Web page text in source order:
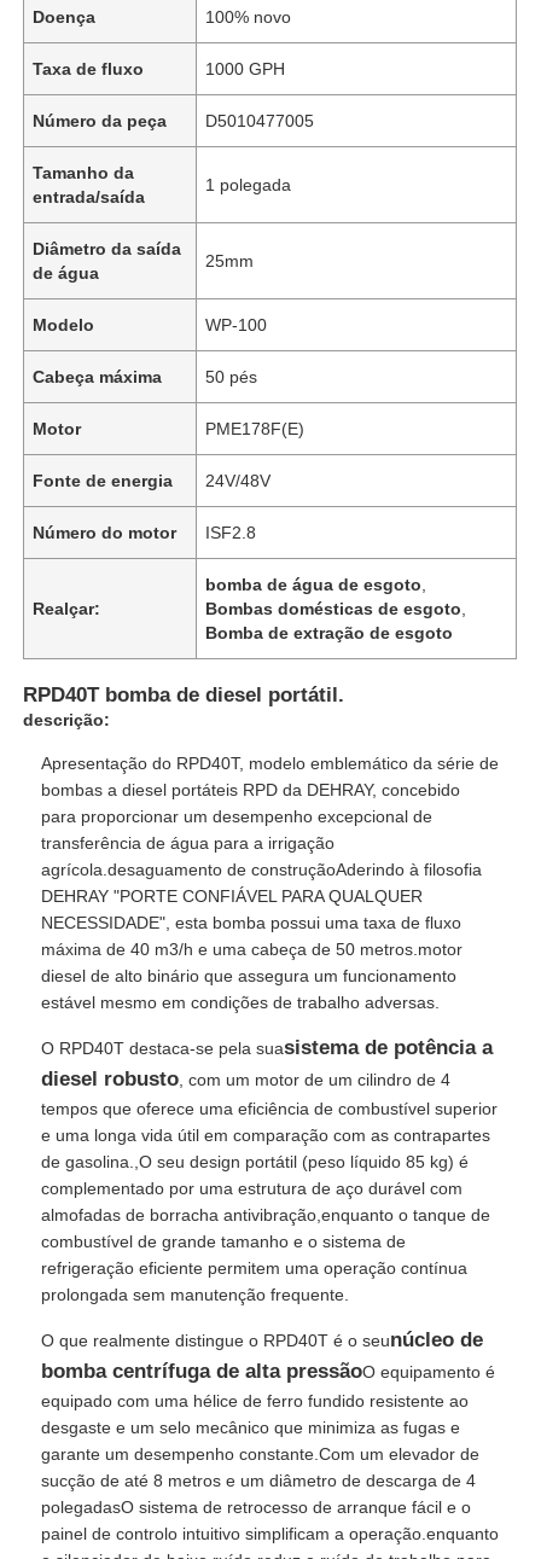
Casa
Produtos
Vídeos
Quem Somos
Fábrica
Controle de Qualidade
notícias
Todos os casos
Pedir um orçamento
Doença 100% novo
Taxa de fluxo 1000 GPH
Número da peça D5010477005
Tamanho da
entrada/saída
1 polegada
Diâmetro da saída
de água
25mm
Modelo WP-100
Cabeça máxima 50 pés
Motor PME178F(E)
Fonte de energia 24V/48V
Número do motor ISF2.8
Realçar:
bomba de água de esgoto
Bombas domésticas de esgoto
Bomba de extração de esgoto
RPD40T bomba de diesel portátil.
descrição:
Apresentação do RPD40T, modelo emblemático da série de
bombas a diesel portáteis RPD da DEHRAY, concebido
para proporcionar um desempenho excepcional de
transferência de água para a irrigação
agrícola.desaguamento de construçãoAderindo à filosofia
DEHRAY "PORTE CONFIÁVEL PARA QUALQUER
NECESSIDADE", esta bomba possui uma taxa de fluxo
máxima de 40 m3/h e uma cabeça de 50 metros.motor
diesel de alto binário que assegura um funcionamento
estável mesmo em condições de trabalho adversas.
O RPD40T destaca-se pela suasistema de potência a
diesel robusto , com um motor de um cilindro de 4
tempos que oferece uma eficiência de combustível superior
e uma longa vida útil em comparação com as contrapartes
de gasolina.,O seu design portátil (peso líquido 85 kg) é
complementado por uma estrutura de aço durável com
almofadas de borracha antivibração,enquanto o tanque de
combustível de grande tamanho e o sistema de
refrigeração eficiente permitem uma operação contínua
prolongada sem manutenção frequente.
O que realmente distingue o RPD40T é o seunúcleo de
bomba centrífuga de alta pressãoO equipamento é
equipado com uma hélice de ferro fundido resistente ao
desgaste e um selo mecânico que minimiza as fugas e
garante um desempenho constante.Com um elevador de
sucção de até 8 metros e um diâmetro de descarga de 4
polegadasO sistema de retrocesso de arranque fácil e o
painel de controlo intuitivo simplificam a operação.enquanto